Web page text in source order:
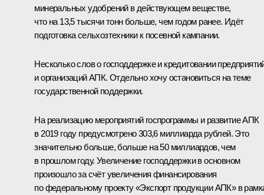
минеральных удобрений в действующем веществе,
что на 13,5 тысячи тонн больше, чем годом ранее. Идёт
подготовка сельхозтехники к посевной кампании.
Несколько слов о господдержке и кредитовании
и организаций АПК. Отдельно хочу остановиться на теме
государственной поддержки.
На реализацию мероприятий госпрограммы и развитие АПК
в 2019 году предусмотрено 303,6 миллиарда рублей. Это
значительно больше, больше на 50 миллиардов, чем
в прошлом году. Увеличение господдержки в основном
произошло за счёт увеличения финансирования
по федеральному проекту «Экспорт продукции АПК» в